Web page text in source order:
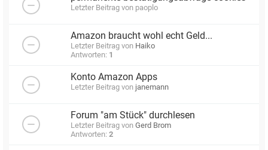
Letzter Beitrag von paoplo
Amazon braucht wohl echt Geld...
Letzter Beitrag von Haiko
Antworten: 1
Konto Amazon Apps
Letzter Beitrag von janemann
Forum "am Stück" durchlesen
Letzter Beitrag von Gerd Brom
Antworten: 2